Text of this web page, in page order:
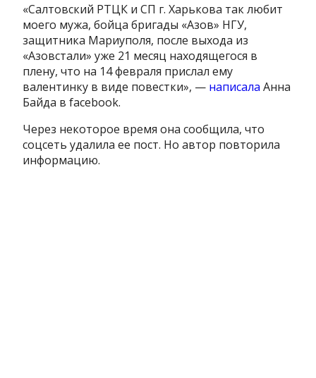
«Салтовский РТЦК и СП г. Харькова так любит
моего мужа, бойца бригады «Азов» НГУ,
защитника Мариуполя, после выхода из
«Азовстали» уже 21 месяц находящегося в
плену, что на 14 февраля прислал ему
валентинку в виде повестки», — написала Анна
Байда в facebook.
Через некоторое время она сообщила, что
соцсеть удалила ее пост. Но автор повторила
информацию.